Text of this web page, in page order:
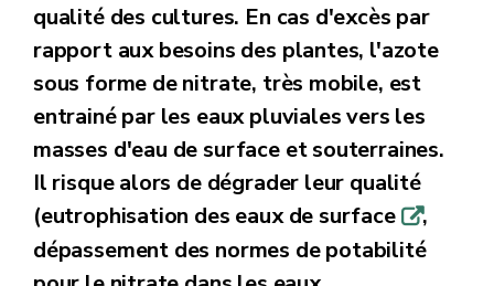
qualité des cultures. En cas d'excès par
rapport aux besoins des plantes, l'azote
sous forme de nitrate, très mobile, est
entrainé par les eaux pluviales vers les
masses d'eau de surface et souterraines.
Il risque alors de dégrader leur qualité
(eutrophisation des eaux de surface q,
dépassement des normes de potabilité